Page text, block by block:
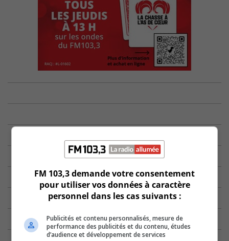
FM 103,3 demande votre consentement
pour utiliser vos données à caractère
personnel dans les cas suivants :
Publicités et contenu personnalisés, mesure de
performance des publicités et du contenu, études
d’audience et développement de services